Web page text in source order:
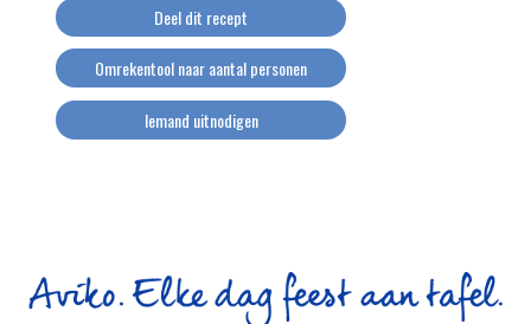
Deel dit recept
Omrekentool naar aantal personen
Iemand uitnodigen